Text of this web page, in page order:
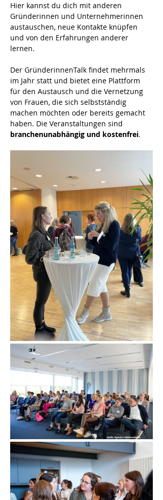
Hier kannst du dich mit anderen
Gründerinnen und Unternehmerinnen
austauschen, neue Kontakte knüpfen
und von den Erfahrungen anderer
lernen.
Der GründerinnenTalk findet mehrmals
im Jahr statt und bietet eine Plattform
für den Austausch und die Vernetzung
von Frauen, die sich selbstständig
machen möchten oder bereits gemacht
haben. Die Veranstaltungen sind
branchenunabhängig und kostenfrei.